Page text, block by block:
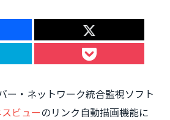
ー・ネットワーク統合監視ソフト
ビューのリンク自動描画機能に